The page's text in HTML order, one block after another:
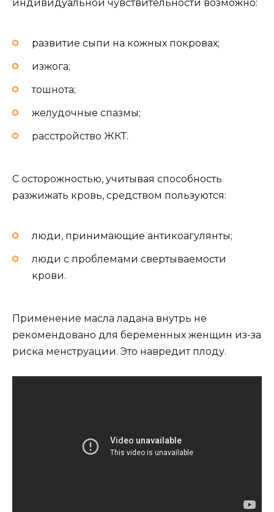
индивидуальной чувствительности возможно:
развитие сыпи на кожных покровах;
изжога;
тошнота;
желудочные спазмы;
расстройство ЖКТ.
С осторожностью, учитывая способность
разжижать кровь, средством пользуются:
люди, принимающие антикоагулянты;
люди с проблемами свертываемости
крови.
Применение масла ладана внутрь не
рекомендовано для беременных женщин из-за
риска менструации. Это навредит плоду.